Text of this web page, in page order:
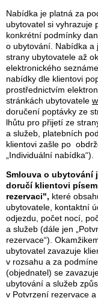
Nabídka je platná za
ubytovatel si vyhrazuje
konkrétní podmínky
o ubytování. Nabídka a
strany ubytovatele až
elektronického
nabídky dle klientovi
prostřednictvím
stránkách ubytovatele
doručení poptávky ze
lhůtu pro přijetí ze
a služeb, platebních
klientovi zašle po
„Individuální nabídka“).
Smlouva o ubytování
doručí klientovi
rezervaci", které
ubytovatele, kontaktní
odjezdu, počet nocí,
a služeb (dále jen
rezervace“).
ubytovatel zavazuje
v rozsahu a za
(objednatel) se
ubytování a služeb
v Potvrzení rezervace